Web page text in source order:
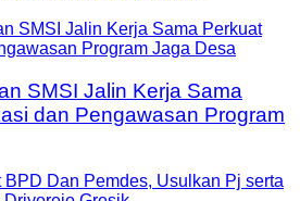
SMSI Jalin Kerja Sama
dan Pengawasan Program